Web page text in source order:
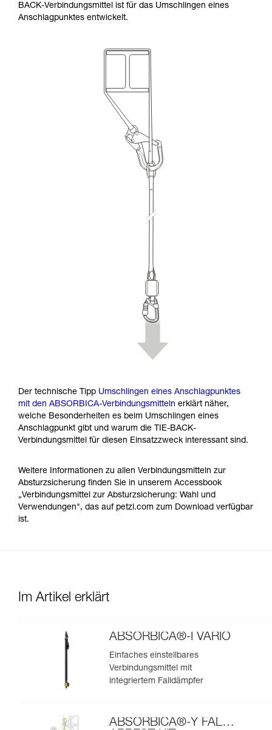
BACK-Verbindungsmittel ist für das Umschlingen eines
Anschlagpunktes entwickelt.
Der technische Tipp Umschlingen eines Anschlagpunktes
mit den ABSORBICA-Verbindungsmitteln erklärt näher,
welche Besonderheiten es beim Umschlingen eines
Anschlagpunkt gibt und warum die TIE-BACK-
Verbindungsmittel für diesen Einsatzzweck interessant sind.
Weitere Informationen zu allen Verbindungsmitteln zur
Absturzsicherung finden Sie in unserem Accessbook
„Verbindungsmittel zur Absturzsicherung: Wahl und
Verwendungen", das auf petzl.com zum Download verfügbar
ist.
Im Artikel erklärt
ABSORBICA®-I VARIO
Einfaches einstellbares
Verbindungsmittel mit
integriertem Falldämpfer
ABSORBICA®-Y FALL